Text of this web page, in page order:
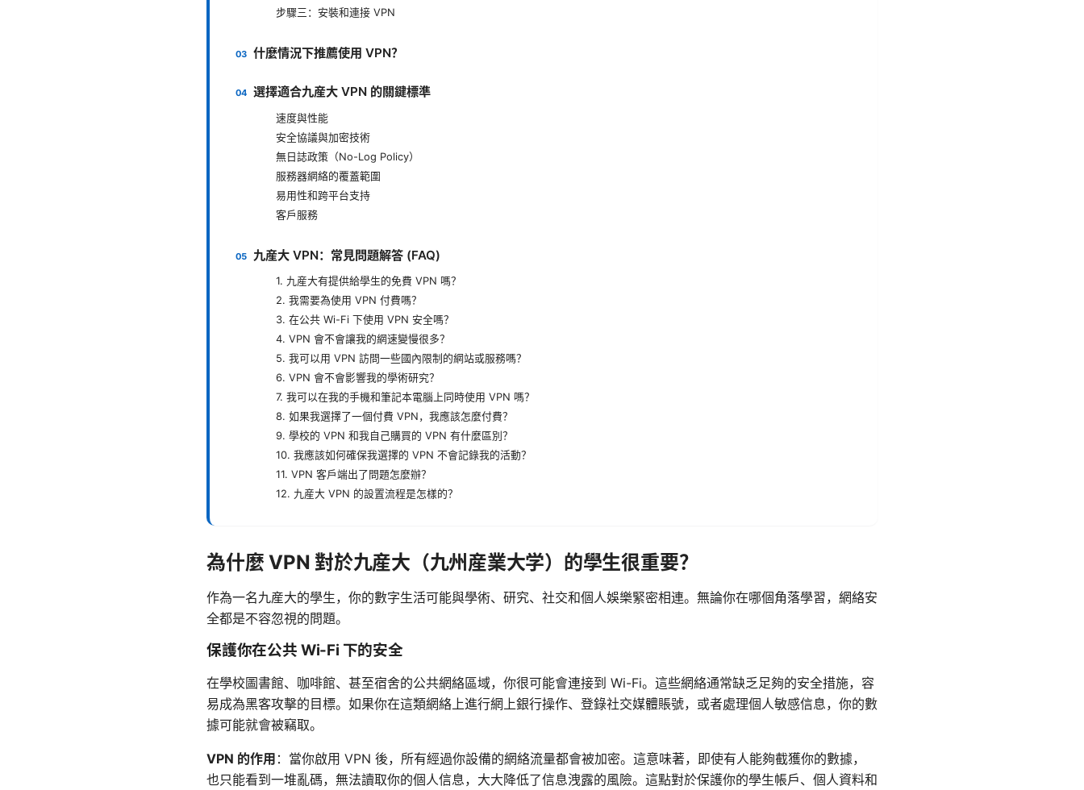
步驟三：安裝和連接 VPN
什麼情況下推薦使用 VPN？
選擇適合九産大 VPN 的關鍵標準
速度與性能
安全協議與加密技術
無日誌政策（No-Log Policy）
服務器網絡的覆蓋範圍
易用性和跨平台支持
客戶服務
九産大 VPN：常見問題解答 (FAQ)
1. 九産大有提供給學生的免費 VPN 嗎？
2. 我需要為使用 VPN 付費嗎？
3. 在公共 Wi-Fi 下使用 VPN 安全嗎？
4. VPN 會不會讓我的網速變慢很多？
5. 我可以用 VPN 訪問一些國內限制的網站或服務嗎？
6. VPN 會不會影響我的學術研究？
7. 我可以在我的手機和筆記本電腦上同時使用 VPN 嗎？
8. 如果我選擇了一個付費 VPN，我應該怎麼付費？
9. 學校的 VPN 和我自己購買的 VPN 有什麼區別？
10. 我應該如何確保我選擇的 VPN 不會記錄我的活動？
11. VPN 客戶端出了問題怎麼辦？
12. 九産大 VPN 的設置流程是怎樣的？
為什麼 VPN 對於九産大（九州産業大学）的學生很重要？
作為一名九産大的學生，你的數字生活可能與學術、研究、社交和個人娛樂緊密相連。無論你在哪個角落學習，網絡安
全都是不容忽視的問題。
保護你在公共 Wi-Fi 下的安全
在學校圖書館、咖啡館、甚至宿舍的公共網絡區域，你很可能會連接到 Wi-Fi。這些網絡通常缺乏足夠的安全措施，容
易成為黑客攻擊的目標。如果你在這類網絡上進行網上銀行操作、登錄社交媒體賬號，或者處理個人敏感信息，你的數
據可能就會被竊取。
VPN 的作用 ：當你啟用 VPN 後，所有經過你設備的網絡流量都會被加密。這意味著，即使有人能夠截獲你的數據，
也只能看到一堆亂碼，無法讀取你的個人信息，大大降低了信息洩露的風險。這點對於保護你的學生帳戶、個人資料和